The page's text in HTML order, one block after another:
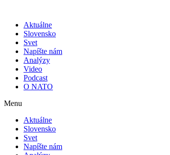
contentAktuálne
Slovensko
Svet
Napíšte nám
Analýzy
Video
Podcast
O NATO
Menu
Aktuálne
Slovensko
Svet
Napíšte nám